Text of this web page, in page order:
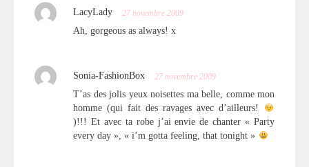
LacyLady 27 novembre 2009
Ah, gorgeous as always! x
Sonia-FashionBox 27 novembre 2009
T’as des jolis yeux noisettes ma belle, comme mon
homme (qui fait des ravages avec d’ailleurs!
)!!! Et avec ta robe j’ai envie de chanter « Party
every day », « i’m gotta feeling, that tonight »